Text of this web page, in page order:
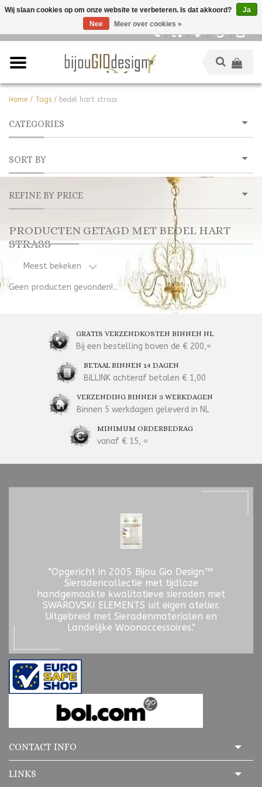
Home / Tags / bedel hart strass
CATEGORIES
SORT BY
REFINE BY PRICE
PRODUCTEN GETAGD MET BEDEL HART
STRASS
Meest bekeken
Geen producten gevonden!...
GRATIS VERZENDKOSTEN BINNEN NL
Bij een bestelling boven de € 200,=
BETAAL BINNEN 14 DAGEN
BILLINK achteraf betalen € 1,00
VERZENDING BINNEN 3 WERKDAGEN
Binnen 5 werkdagen geleverd in NL
MINIMUM ORDERBEDRAG
vanaf € 15, =
"Opgericht in 2005 Bijou Gio Design™
Sieradencollectie met tijdloze
handgemaakte kwalitatieve sieraden met
SWAROVSKI ELEMENTS uit eigen atelier.
Uitgebreid met Sieradenmaterialen en
Landelijke Woonaccessoires."
CONTACT INFO
LINKS
Wij slaan cookies op om onze website te verbeteren. Is dat akkoord?
Ja
Nee
Meer over cookies »